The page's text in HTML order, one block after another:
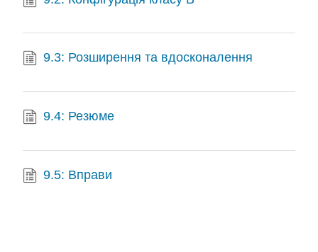
9.3: Розширення та вдосконалення
9.4: Резюме
9.5: Вправи